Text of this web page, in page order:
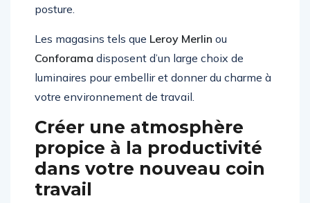
posture.
Les magasins tels que Leroy Merlin ou
Conforama disposent d’un large choix de
luminaires pour embellir et donner du charme à
votre environnement de travail.
Créer une atmosphère
propice à la productivité
dans votre nouveau coin
travail